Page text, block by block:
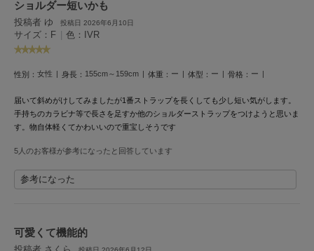
Henon.
へノン
ハンター
HOKA ONEONE
ホカ オネオネ
KEEN
キーン
LAATO
ラート
ショルダー短いかも
投稿者 ゆ 投稿日 2026年6月10日
サイズ：F | 色：IVR
性別： 女性 身長： 155cm～159cm 体重： ー 体型： ー 骨格： ー
届いて斜めがけしてみましたが1番ストラップを長くしても少し短い気がします。
手持ちのカラビナ等で長さを足すか他のショルダーストラップをつけようと思いま
す。物自体軽くてかわいいので重宝しそうです
5人のお客様が参考になったと回答しています
参考になった
可愛くて機能的